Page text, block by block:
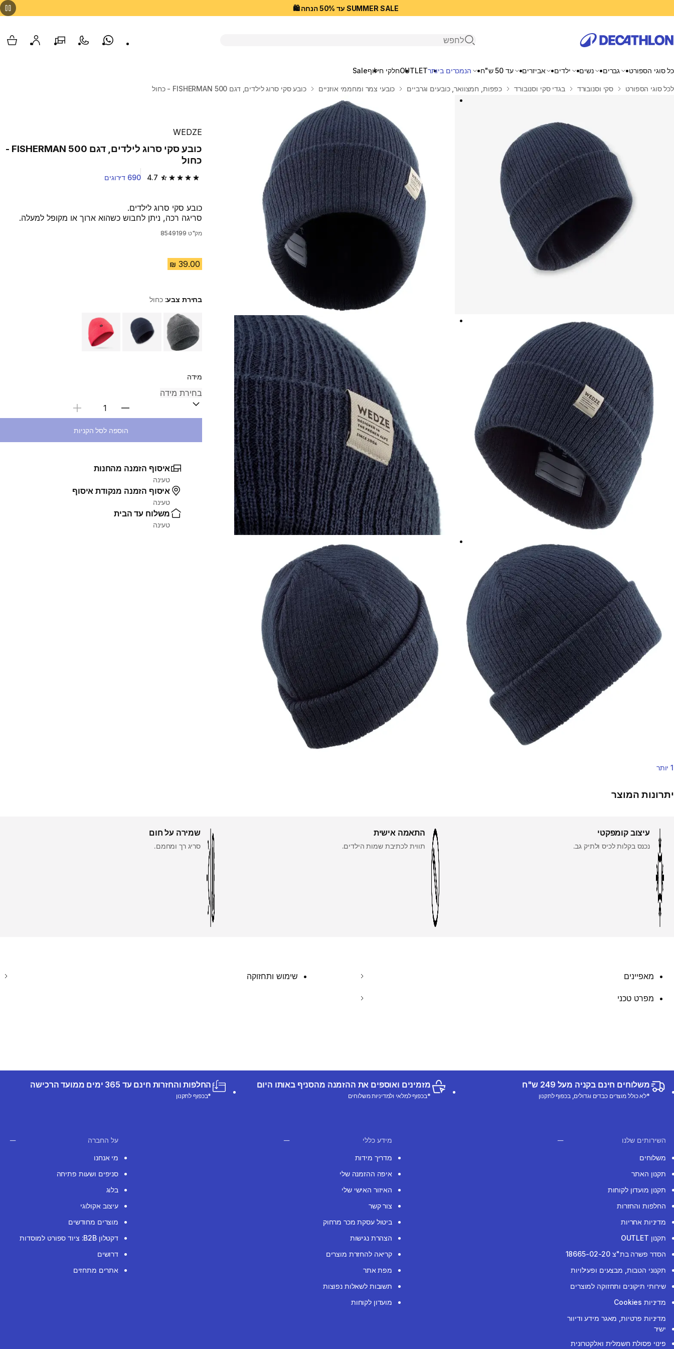
SUMMER SALE עד 50% הנחה 🛍️
פתיחת חיפוש
Whatsappצור קשרהסניפים שלנוהחשבון שלי
כל סוגי הספורט גברים נשים ילדים אביזרים עד 50 ש"ח הנמכרים ביותרOUTLETחלקי חילוףSale
בית
לכל סוגי הספורט סקי וסנובורד בגדי סקי וסנובורד כפפות, חמצוואר, כובעים וגרביים כובעי צמר ומחממי אוזניים כובע סקי סרוג לילדים, דגם FISHERMAN 500 - כחול
1 יותר
WEDZE
כובע סקי סרוג לילדים, דגם FISHERMAN 500 -
כחול
4.7 4.7 out of 5 stars from 690 reviews 690 דירוגים
כובע סקי סרוג לילדים.
סריגה רכה, ניתן לחבוש כשהוא ארוך או מקופל למעלה.
מק"ט 8549199
בחירת צבע:כחול
Choose a variant
מידה
בחירת כמות
הוספה לסל הקניות
איסוף הזמנה מהחנות
טעינה
איסוף הזמנה מנקודת איסוף
טעינה
משלוח עד הבית
טעינה
יתרונות המוצר
עיצוב קומפקטי
נכנס בקלות לכיס ולתיק גב.
התאמה אישית
תווית לכתיבת שמות הילדים.
שמירה על חום
סריג רך ומחמם.
מאפיינים שימוש ותחזוקה
מפרט טכני
משלוחים חינם בקניה מעל 249 ש"ח
*לא כולל מוצרים כבדים וגדולים, בכפוף לתקנון
מזמינים ואוספים את ההזמנה מהסניף באותו היום
*בכפוף למלאי ולמדיניות משלוחים
החלפות והחזרות חינם עד 365 ימים ממועד הרכישה
*בכפוף לתקנון
השירותים שלנו
משלוחים
תקנון האתר
תקנון מועדון לקוחות
החלפות והחזרות
מדיניות אחריות
תקנון OUTLET
הסדר פשרה בת"צ 18665-02-20
תקנוני הטבות, מבצעים ופעילויות
שירותי תיקונים ותחזוקה למוצרים
מדיניות Cookies
מדיניות פרטיות, מאגר מידע ודיוור
ישיר
פינוי פסולת חשמלית ואלקטרונית
מידע כללי
מדריך מידות
איפה ההזמנה שלי
האיזור האישי שלי
צור קשר
ביטול עסקת מכר מרחוק
הצהרת נגישות
קריאה להחזרת מוצרים
מפת אתר
תשובות לשאלות נפוצות
מועדון לקוחות
על החברה
מי אנחנו
סניפים ושעות פתיחה
בלוג
עיצוב אקולוגי
מוצרים מחודשים
דקטלון B2B: ציוד ספורט למוסדות
דרושים
אתרים מתחזים